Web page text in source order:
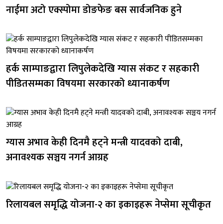
नाईमा अटो एक्स्पोमा डोङफेङ बस सार्वजनिक हुने
हर्क साम्पाङद्वारा लिपुलेकदेखि ग्यास संकट र सहकारी
पीडितसम्मका विषयमा सरकारको ध्यानाकर्षण
ग्यास अभाव केही दिनमै हट्ने मन्त्री यादवको दाबी,
अनावश्यक सञ्चय नगर्न आग्रह
रिलायबल समृद्धि योजना-२ का इकाइहरू नेप्सेमा सूचीकृत